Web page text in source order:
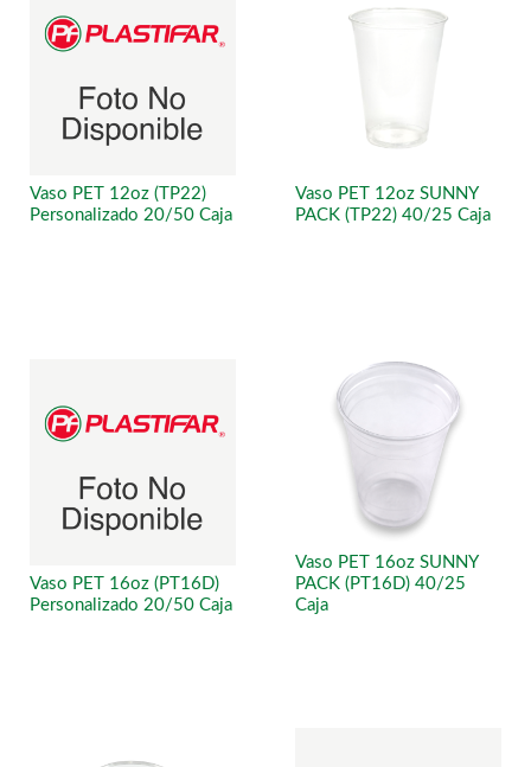
Vaso PET 12oz (TP22)
Personalizado 20/50 Caja
Vaso PET 12oz SUNNY
PACK (TP22) 40/25 Caja
Vaso PET 16oz (PT16D)
Personalizado 20/50 Caja
Vaso PET 16oz SUNNY
PACK (PT16D) 40/25
Caja